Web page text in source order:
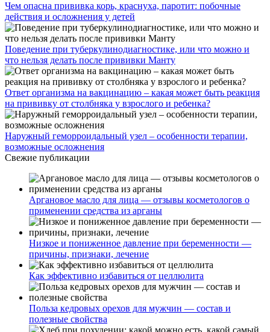
Чем опасна прививка корь, краснуха, паротит: побочные
действия и осложнения у детей
Поведение при туберкулинодиагностике, или что можно и
что нельзя делать после прививки Манту
Ответ организма на вакцинацию – какая может быть реакция
на прививку от столбняка у взрослого и ребенка?
Наружный геморроидальный узел – особенности терапии,
возможные осложнения
Свежие публикации
Аргановое масло для лица — отзывы косметологов о
применении средства из арганы
Низкое и пониженное давление при беременности —
причины, признаки, лечение
Как эффективно избавиться от целлюлита
Польза кедровых орехов для мужчин — состав и
полезные свойства